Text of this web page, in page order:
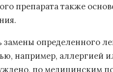
препарата также
определенного
например, аллергией
по медицинским